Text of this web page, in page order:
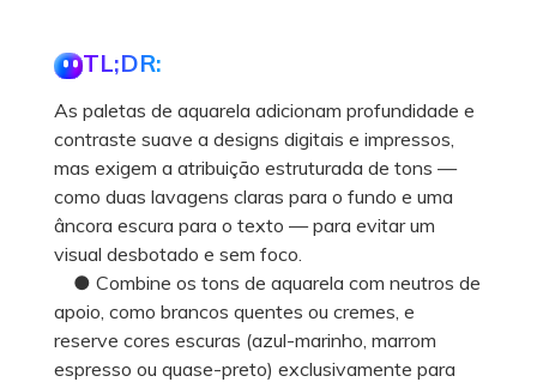
TL;DR:
As paletas de aquarela adicionam profundidade e
contraste suave a designs digitais e impressos,
mas exigem a atribuição estruturada de tons —
como duas lavagens claras para o fundo e uma
âncora escura para o texto — para evitar um
visual desbotado e sem foco.
● Combine os tons de aquarela com neutros de
apoio, como brancos quentes ou cremes, e
reserve cores escuras (azul-marinho, marrom
espresso ou quase-preto) exclusivamente para